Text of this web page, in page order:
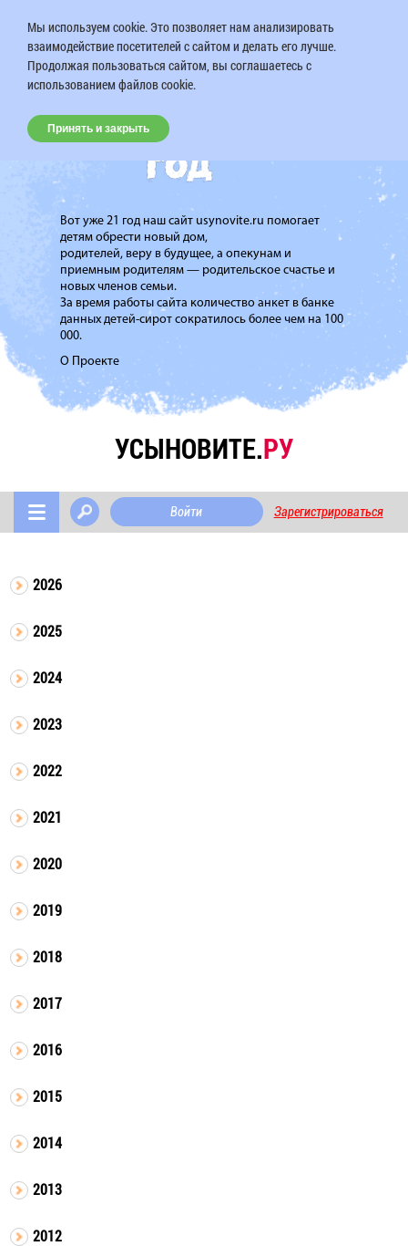
Вот уже 21 год наш сайт usynovite.ru помогает
детям обрести новый дом,
родителей, веру в будущее, а опекунам и
приемным родителям — родительское счастье и
новых членов семьи.
За время работы сайта количество анкет в банке
данных детей-сирот сократилось более чем на 100
000.
О Проекте
УСЫНОВИТЕ.РУ
Войти Зарегистрироваться
2026
2025
2024
2023
2022
2021
2020
2019
2018
2017
2016
2015
2014
2013
2012
Мы используем cookie. Это позволяет нам анализировать
взаимодействие посетителей с сайтом и делать его лучше.
Продолжая пользоваться сайтом, вы соглашаетесь с
использованием файлов cookie.
Принять и закрыть